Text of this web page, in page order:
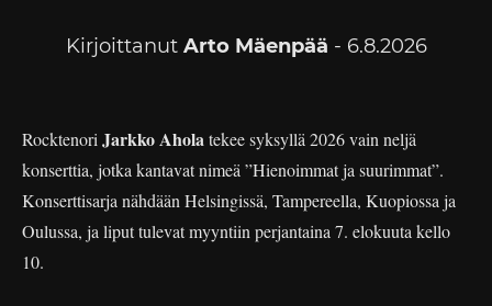
Kirjoittanut Arto Mäenpää - 6.8.2026
Rocktenori Jarkko Ahola tekee syksyllä 2026 vain neljä
konserttia, jotka kantavat nimeä ”Hienoimmat ja suurimmat”.
Konserttisarja nähdään Helsingissä, Tampereella, Kuopiossa ja
Oulussa, ja liput tulevat myyntiin perjantaina 7. elokuuta kello
10.